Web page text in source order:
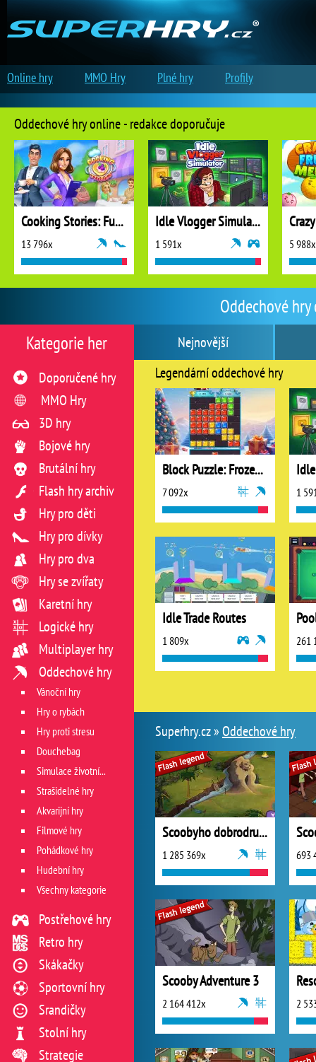
Oddechové
Nejnovější
Legendární oddechové hry
Block Puzzle: Frozen Jewel
7 092x 1
Idle Trade Routes
1 809x 261
Superhry.cz »Oddechové hry
Scoobyho dobrodružství 6
1 285 369x 693
Scooby Adventure 3
2 164 412x 2
Kategorie her
Doporučené hry
MMO Hry
3D hry
Bojové hry
Brutální hry
Flash hry archiv
Hry pro děti
Hry pro dívky
Hry pro dva
Hry se zvířaty
Karetní hry
Logické hry
Multiplayer hry
Oddechové hry
Vánoční hry
Hry o rybách
Hry proti stresu
Douchebag
Simulace životních situací
Strašidelné hry
Akvarijní hry
Filmové hry
Pohádkové hry
Hudební hry
Všechny kategorie
Postřehové hry
Retro hry
Skákačky
Sportovní hry
Srandičky
Stolní hry
Strategie
Oddechové hry online - redakce doporučuje
Cooking Stories: Fun Cafe Game
13 796x
Idle Vlogger Simulator
1 591x 5 988x
Online hry MMO Hry Plné hry Profily